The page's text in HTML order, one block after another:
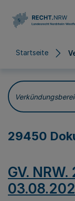
Startseite
Verkündungsbereich
29450
GV.